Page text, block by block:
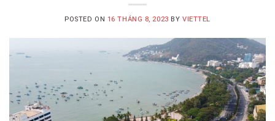
POSTED ON 16 THÁNG 8, 2023 BY VIETTEL